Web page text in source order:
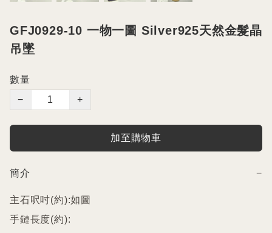
GFJ0929-10 一物一圖 Silver925天然金髮晶
吊墜
數量
−
+
加至購物車
簡介 −
主石呎吋(約):如圖
手鏈長度(約):